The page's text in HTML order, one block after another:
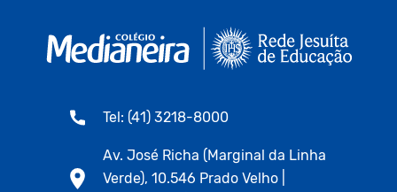
Tel: (41) 3218-8000
Av. José Richa (Marginal da Linha
Verde), 10.546 Prado Velho |